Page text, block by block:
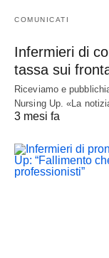
COMUNICATI
Infermieri di
tassa sui
Riceviamo e
Nursing Up. «La
3 mesi fa